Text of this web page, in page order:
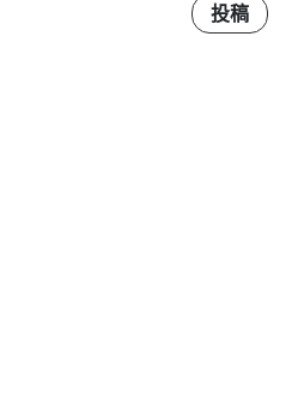
投稿